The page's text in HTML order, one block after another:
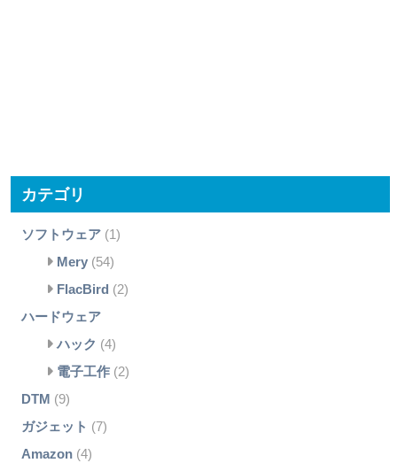
カテゴリ
ソフトウェア(1)
Mery(54)
FlacBird (2)
ハードウェア
ハック (4)
電子工作(2)
DTM (9)
ガジェット (7)
Amazon(4)